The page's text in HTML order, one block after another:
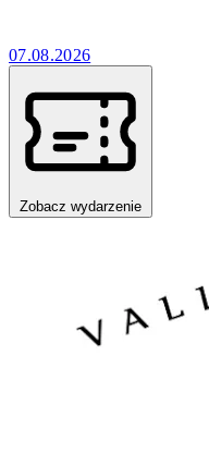
07.08.2026
Zobacz wydarzenie